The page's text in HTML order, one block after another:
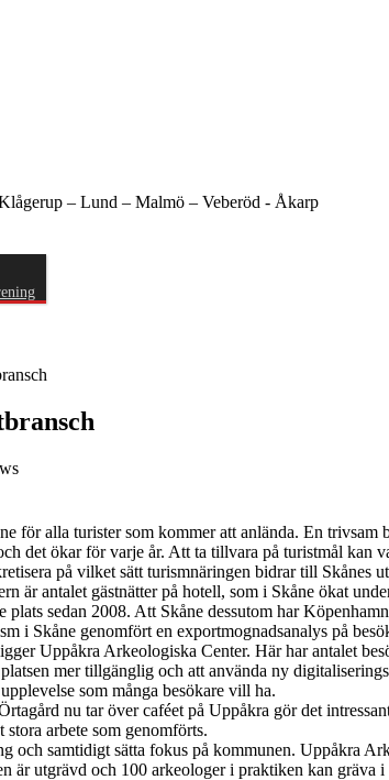
– Lund – Malmö – Veberöd - Åkarp
för alla turister som kommer att anlända. En
det ökar för varje år. Att ta tillvara på turistmål kan
på vilket sätt turismnäringen bidrar till Skånes
är antalet gästnätter på hotell, som i Skåne ökat
sedan 2008. Att Skåne dessutom har
i Skåne genomfört en exportmognadsanalys på
Uppåkra Arkeologiska Center. Här har antalet
mer tillgänglig och att använda ny
som många besökare vill ha.
nu tar över caféet på Uppåkra gör det
arbete som genomförts.
och samtidigt sätta fokus på kommunen. Uppåkra
är utgrävd och 100 arkeologer i praktiken kan